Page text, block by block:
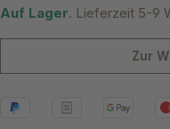
Auf Lager. Lieferzeit 5-9
Zur